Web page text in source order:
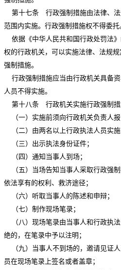
第十七条 行政强制措施由法律、法
范围内实施。行政强制措施权不得委托
依据《中华人民共和国行政处罚法
权的行政机关，可以实施法律、法规
强制措施。
行政强制措施应当由行政机关具备
人员不得实施。
第十八条 行政机关实施行政强制措
（一）实施前须向行政机关负责人报
（二）由两名以上行政执法人员实施
（三）出示执法身份证件；
（四）通知当事人到场；
（五）当场告知当事人采取行政强
依法享有的权利、救济途径；
（六）听取当事人的陈述和申辩；
（七）制作现场笔录；
（八）现场笔录由当事人和行政执
绝的，在笔录中予以注明；
（九）当事人不到场的，邀请见证
员在现场笔录上签名或者盖章；